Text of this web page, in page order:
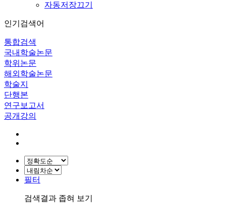
자동저장끄기
인기검색어
통합검색
국내학술논문
학위논문
해외학술논문
학술지
단행본
연구보고서
공개강의
필터
검색결과 좁혀 보기